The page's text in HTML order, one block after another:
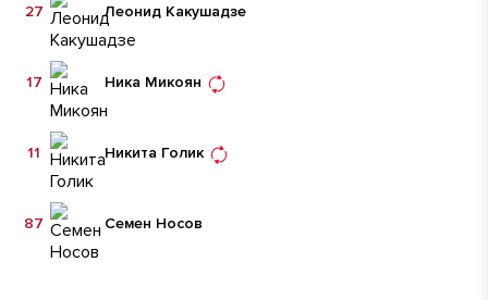
Леонид Какушадзе
27
Ника Микоян
17
Никита Голик
11
Семен Носов
87